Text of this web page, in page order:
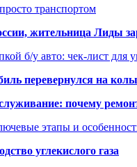
транспортом
жительница Лиды
б/у авто: чек-лист для
перевернулся на
почему
этапы и
углекислого газа